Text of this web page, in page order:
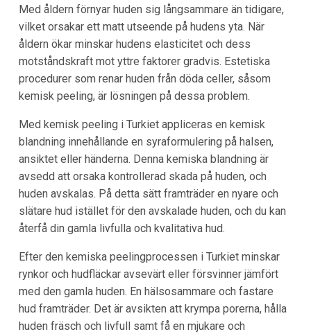
Med åldern förnyar huden sig långsammare än tidigare,
vilket orsakar ett matt utseende på hudens yta. När
åldern ökar minskar hudens elasticitet och dess
motståndskraft mot yttre faktorer gradvis. Estetiska
procedurer som renar huden från döda celler, såsom
kemisk peeling, är lösningen på dessa problem.
Med kemisk peeling i Turkiet appliceras en kemisk
blandning innehållande en syraformulering på halsen,
ansiktet eller händerna. Denna kemiska blandning är
avsedd att orsaka kontrollerad skada på huden, och
huden avskalas. På detta sätt framträder en nyare och
slätare hud istället för den avskalade huden, och du kan
återfå din gamla livfulla och kvalitativa hud.
Efter den kemiska peelingprocessen i Turkiet minskar
rynkor och hudfläckar avsevärt eller försvinner jämfört
med den gamla huden. En hälsosammare och fastare
hud framträder. Det är avsikten att krympa porerna, hålla
huden fräsch och livfull samt få en mjukare och